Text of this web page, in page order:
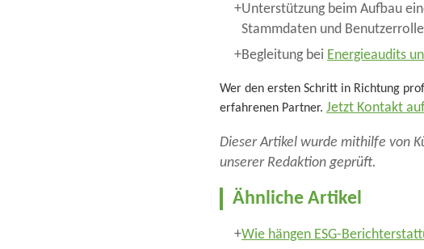
Unterstützung beim Aufbau
Stammdaten und
Begleitung bei Energieaudits
Wer den ersten Schritt in Richtung
erfahrenen Partner. Jetzt Kontakt
Dieser Artikel wurde mithilfe von
unserer Redaktion geprüft.
Ähnliche Artikel
Wie hängen ESG-